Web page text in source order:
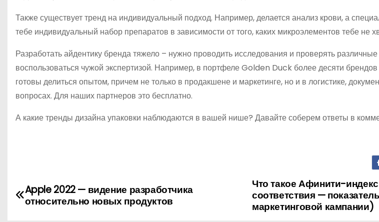
Также существует тренд на индивидуальный подход. Например, делается анализ крови, а
тебе индивидуальный набор препаратов в зависимости от того, каких микроэлементов тебе не
Разработать айдентику бренда тяжело – нужно проводить исследования и проверять
воспользоваться чужой экспертизой. Например, в портфеле Golden Duck более десяти
готовы делиться опытом, причем не только в продакшене и маркетинге, но и в логистике,
вопросах. Для наших партнеров это бесплатно.
А какие тренды дизайна упаковки наблюдаются в вашей нише? Давайте соберем ответы в
Н
Что такое Афинити-
соответствия —
маркетинговой кампании)
Apple 2022 — видение разработчика
относительно новых продуктов